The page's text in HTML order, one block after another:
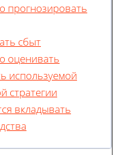
прогнозировать
сбыт
оценивать
используемой
стратегии
вкладывать